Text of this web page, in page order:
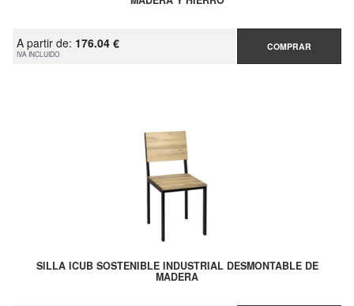
A partir de: 176.04 €
IVA INCLUIDO
COMPRAR
SILLA ICUB SOSTENIBLE INDUSTRIAL DESMONTABLE DE
MADERA